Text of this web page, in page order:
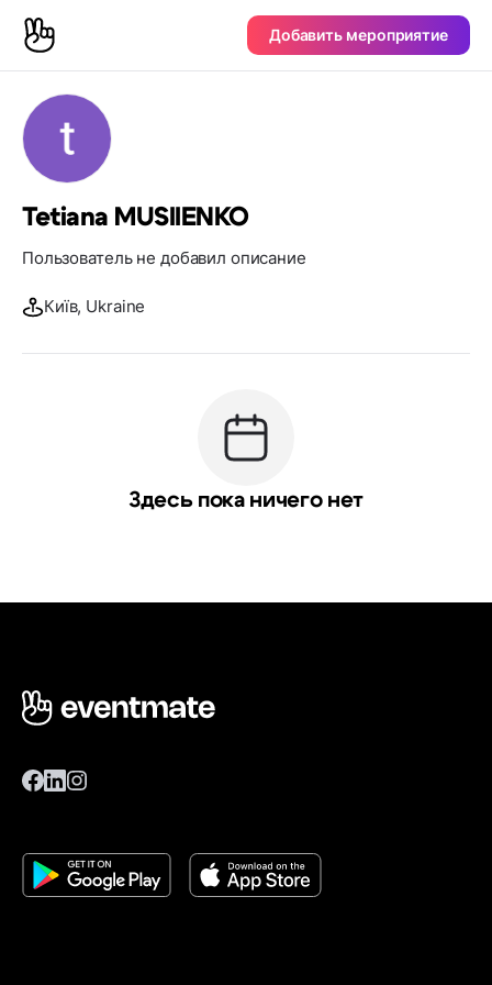
Добавить мероприятие
Tetiana MUSIIENKO
Пользователь не добавил описание
Київ, Ukraine
Здесь пока ничего нет